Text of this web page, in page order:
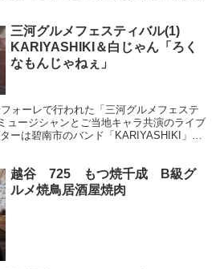
三河グルメフェスティバル(1)
KARIYASHIKI＆白じゃん「ろく
なもんじゃねぇ」
ォーレで行われた「三河グルメフェステ
ュージシャンとご当地キャラ共演のライブ
ーは碧南市のバンド「KARIYASHIKI」さ
越谷 725 もつ焼千成 B級グ
ルメ焼鳥居酒屋焼肉